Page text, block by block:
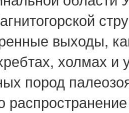
выходы,
холмах и
пород